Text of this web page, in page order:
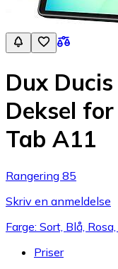
Dux
Deksel
Tab A11
Rangering 85
Skriv en anmeldelse
Farge: Sort, Blå,
Priser